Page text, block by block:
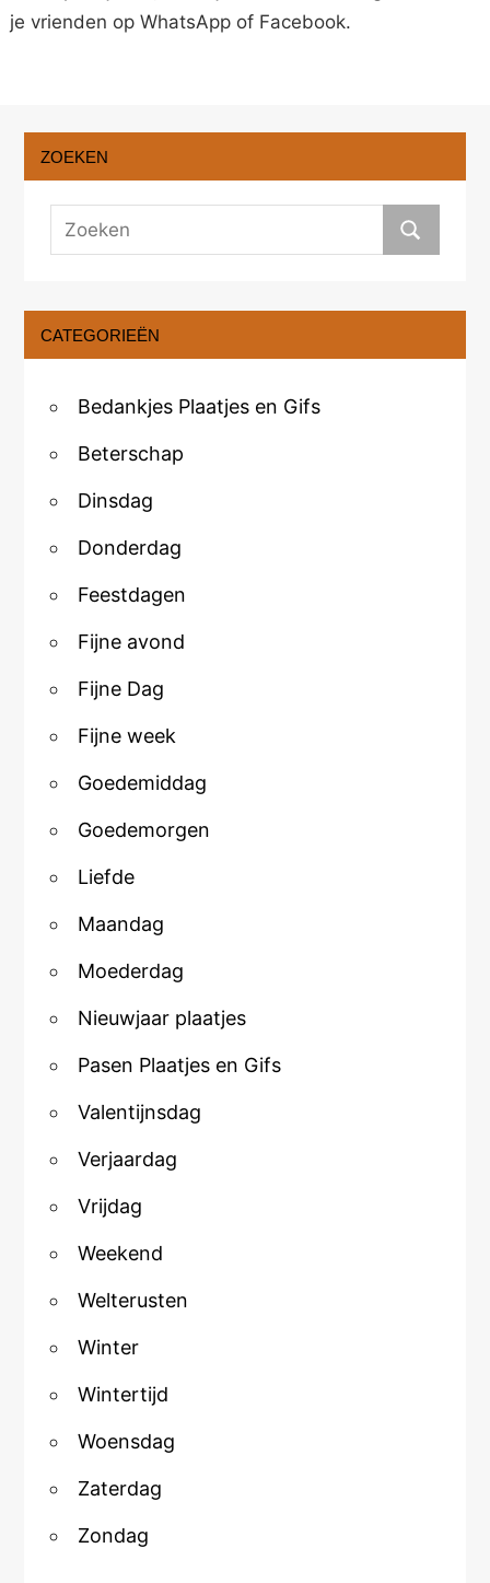
je vrienden op WhatsApp of Facebook.
ZOEKEN
CATEGORIEËN
Bedankjes Plaatjes en Gifs
Beterschap
Dinsdag
Donderdag
Feestdagen
Fijne avond
Fijne Dag
Fijne week
Goedemiddag
Goedemorgen
Liefde
Maandag
Moederdag
Nieuwjaar plaatjes
Pasen Plaatjes en Gifs
Valentijnsdag
Verjaardag
Vrijdag
Weekend
Welterusten
Winter
Wintertijd
Woensdag
Zaterdag
Zondag